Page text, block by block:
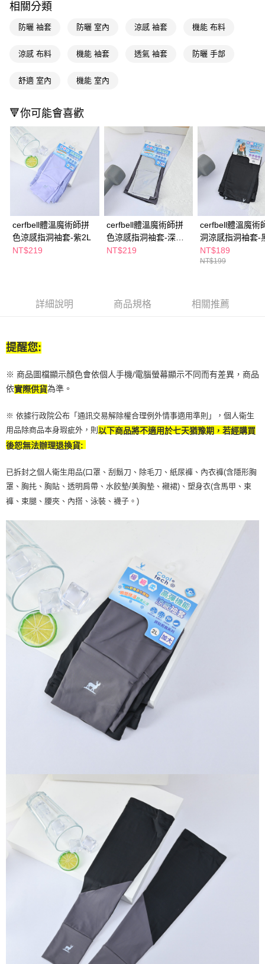
AFTEE先享後付
【關於「AFTEE先享後付」】
便利好安心！
２．便利：只要手機號碼，簡訊認證，即可結帳。
３．安心：先確認商品／服務後，再付款。
【「AFTEE先享後付」結帳流程】
１．於結帳方式選擇「AFTEE先享後付」後，將跳轉至「AFTEE先享後付」
結帳頁面，進行簡訊認證並確認金額後，即可完成結帳。
２．訂單成立數日內，您將收到繳費通知簡訊。
３．收到繳費通知簡訊後14天內，點擊此簡訊中的連結，可透過四大超商／
ATM／網路銀行／等多元方式進行付款，方視為交易完成。
※ 請注意：結帳手續完成當下不需立刻繳費，但若您需要取消訂單，請聯絡
購買商品的店家。未經商家同意取消之訂單仍視為有效，需透過AFTEE先享
後付繳納相關費用。
※ 交易是否成功請以「AFTEE先享後付 」之結帳頁面顯示為準，若有關於
是否繳費成功／繳費後需取消欲退款等相關疑問，請聯繫「AFTEE先享後付
客戶支援中心」https://netprotections.freshdesk.com/support/home
【注意事項】
１．透過由恩沛科技股份有限公司提供之「AFTEE先享後付」服務完成之交
https://aftee.tw/terms/#terms3
３．未成年的使用者請事先徵得法定代理人或監護人之同意方可使用
４．使用「AFTEE先享後付」時，將依據個別帳號之用戶狀況，依本公司即
時審查核予不同之上限額度；若仍有額度不足之情形，本公司將視審查結果
５．嚴禁一人註冊多個帳號或使用他人資訊註冊。若發現惡意使用之情形，
恩沛科技股份有限公司將有權停止該用戶之使用額度並採取法律行動。
每筆NT$65，滿NT$390(含以上)免運費
付款後全家取貨
每筆NT$65，滿NT$390(含以上)免運費
萊爾富取貨付款
每筆NT$65，滿NT$490(含以上)免運費
付款後萊爾富取貨
每筆NT$65，滿NT$490(含以上)免運費
7-11取貨付款
付款後寶雅門市自取(由倉庫統一出貨)
每筆NT$80，滿NT$290(含以上)免運費
相關分類
防曬 袖套 防曬 室內 涼感 袖套 機能 布料
涼感 布料 機能 袖套 透氣 袖套 防曬 手部
舒適 室內 機能 室內
🔻你可能會喜歡
cerfbell體溫魔術師拼
色涼感指洞袖套-紫2L
NT$219
cerfbell體溫魔術師拼
色涼感指洞袖套-深灰
2L
NT$219
cerfbell體溫魔術
洞涼感指洞袖套-
NT$189
NT$199
詳細說明 商品規格 相關推薦
提醒您:
※ 商品圖檔顯示顏色會依個人手機/電腦螢幕顯示不同而有差異，商品
依實際供貨為準。
※ 依據行政院公布「通訊交易解除權合理例外情事適用準則」，個人衛生
用品除商品本身瑕疵外，則 以下商品將不適用於七天猶豫期，若經購買
後恕無法辦理退換貨:
已拆封之個人衛生用品(口罩、刮鬍刀、除毛刀、紙尿褲、內衣褲(含隱形胸
罩、胸扥、胸貼、透明肩帶、水餃墊/美胸墊、襯裙)、塑身衣(含馬甲、束
褲、束腿、腰夾、內搭、泳裝、襪子。)